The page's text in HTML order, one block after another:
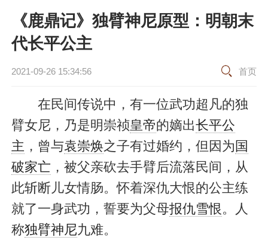
《鹿鼎记》独臂神尼原型：明朝末
代长平公主
2021-09-26 15:34:56 首页
在民间传说中，有一位武功超凡的独
臂女尼，乃是明崇祯皇帝的嫡出长平公
主 ，曾与袁崇焕之子有过婚约，但因为 国
破家亡 ，被父亲砍去手臂后流落民间，从
此斩断儿女情肠。怀着深仇大恨的公主练
就了一身武功，誓要为父母报仇雪恨。人
称独臂神尼九难。